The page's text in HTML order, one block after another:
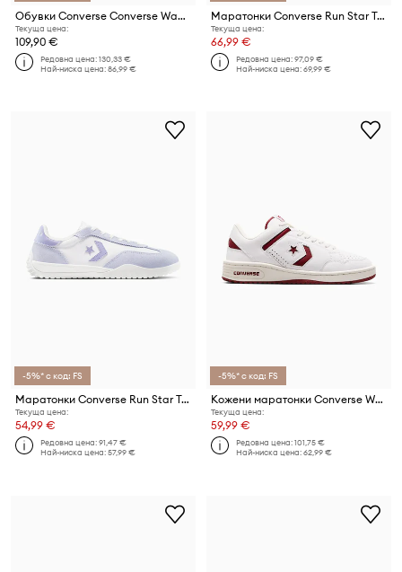
Обувки Converse Converse Wave Trainer
Текуща цена:
109,90 €
Редовна цена:130,33 €
Най-ниска цена:86,99 €
Маратонки Converse Run Star Trainer
Текуща цена:
66,99 €
Редовна цена:97,09 €
Най-ниска цена:69,99 €
-5%* с код: FS
Маратонки Converse Run Star Trainer
Текуща цена:
54,99 €
Редовна цена:91,47 €
Най-ниска цена:57,99 €
-5%* с код: FS
Кожени маратонки Converse Weapon
Текуща цена:
59,99 €
Редовна цена:101,75 €
Най-ниска цена:62,99 €